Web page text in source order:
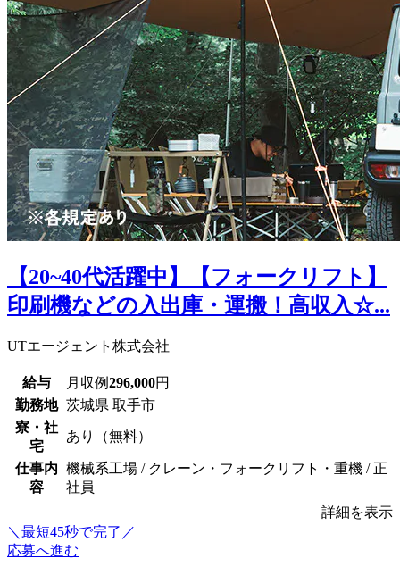
【20~40代活躍中】【フォークリフト】
印刷機などの入出庫・運搬！高収入☆...
UTエージェント株式会社
給与 月収例296,000円
勤務地 茨城県 取手市
寮・社
宅
あり（無料）
仕事内
容
機械系工場 / クレーン・フォークリフト・重機 / 正
社員
詳細を表示
＼最短45秒で完了／
応募へ進む